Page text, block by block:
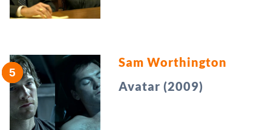
Sam Worthington
Avatar (2009)